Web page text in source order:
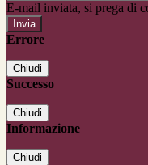
E-mail inviata, si prega di
Errore
Chiudi
Successo
Chiudi
Informazione
Chiudi